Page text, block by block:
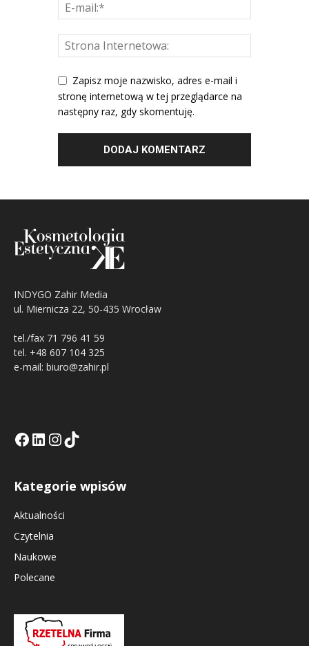
Zapisz moje nazwisko, adres e-mail i
stronę internetową w tej przeglądarce na
następny raz, gdy skomentuję.
INDYGO Zahir Media
ul. Miernicza 22, 50-435 Wrocław
tel./fax 71 796 41 59
tel. +48 607 104 325
e-mail: biuro@zahir.pl
Facebook
LinkedIn
Tik Tok KEInstagramm KE
Kategorie wpisów
Aktualności
Czytelnia
Naukowe
Polecane